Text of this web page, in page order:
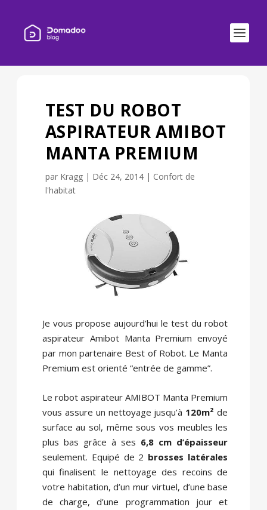
TEST DU ROBOT
ASPIRATEUR AMIBOT
MANTA PREMIUM
par Kragg| Déc 24, 2014| Confort de
l'habitat
Je vous propose aujourd’hui le test du robot
aspirateur Amibot Manta Premium envoyé
par mon partenaire Best of Robot. Le Manta
Premium est orienté “entrée de gamme”.
Le robot aspirateur AMIBOT Manta Premium
vous assure un nettoyage jusqu’à 120m²de
surface au sol, même sous vos meubles les
plus bas grâce à ses 6,8 cm d’épaisseur
seulement. Equipé de 2 brosses latérales
qui finalisent le nettoyage des recoins de
votre habitation, d’un mur virtuel, d’une base
de charge, d’une programmation jour et